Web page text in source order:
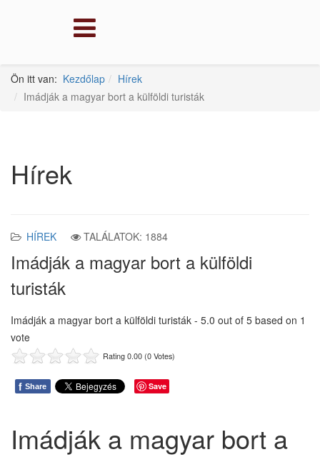
Ön itt van: Kezdőlap
Hírek
Imádják a magyar bort a külföldi turisták
Hírek
HÍREK TALÁLATOK: 1884
Imádják a magyar bort a külföldi
turisták
Imádják a magyar bort a külföldi turisták - 5.0 out of 5 based on 1
vote
Rating 0.00 (0 Votes)
f Share Save
Imádják a magyar bort a